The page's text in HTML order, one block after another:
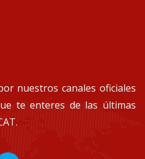
nuestros canales oficiales
te enteres de las últimas